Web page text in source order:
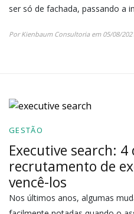
ser só de fachada, passando a
Por Kienbaum Consultoria em 05/08/
GESTÃO
Executive search:
recrutamento de
vencê-los
Nos últimos anos, algumas